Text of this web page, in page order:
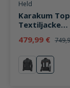
Held
Karakum Top
Textiljacke
479,99 €
schwarz
grau